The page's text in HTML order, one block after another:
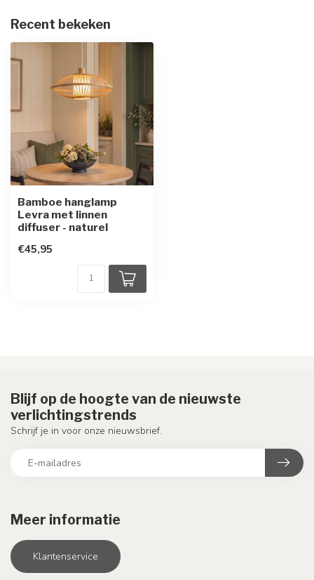
Recent bekeken
Bamboe hanglamp
Levra met linnen
diffuser - naturel
€45,95
Meer informatie
Klantenservice
Blijf op de hoogte van de nieuwste
verlichtingstrends
Schrijf je in voor onze nieuwsbrief.